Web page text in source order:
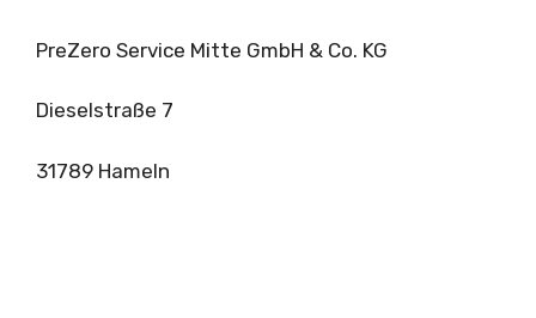
PreZero Service Mitte GmbH & Co. KG
Dieselstraße 7
31789 Hameln